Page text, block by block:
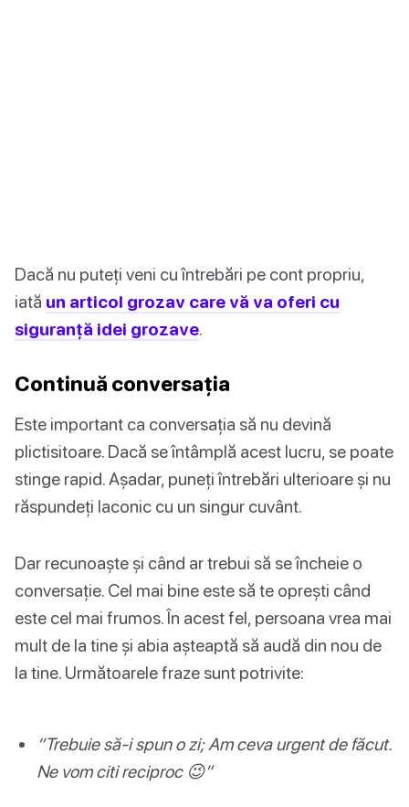
Dacă nu puteți veni cu întrebări pe cont propriu,
iată un articol grozav care vă va oferi cu
siguranță idei grozave.
Continuă conversația
Este important ca conversația să nu devină
plictisitoare. Dacă se întâmplă acest lucru, se poate
stinge rapid. Așadar, puneți întrebări ulterioare și nu
răspundeți laconic cu un singur cuvânt.
Dar recunoaște și când ar trebui să se încheie o
conversație. Cel mai bine este să te oprești când
este cel mai frumos. În acest fel, persoana vrea mai
mult de la tine și abia așteaptă să audă din nou de
la tine. Următoarele fraze sunt potrivite:
“Trebuie să-i spun o zi; Am ceva urgent de făcut.
Ne vom citi reciproc 😉”